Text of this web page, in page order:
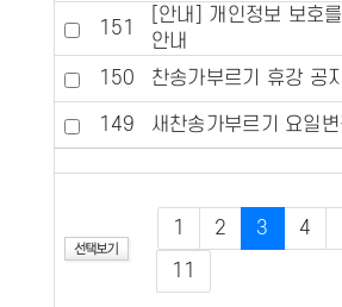
151
[안내] 개인정보 보호
안내
150
찬송가부르기 휴강 공지
149 새찬송가부르기 요일변
1 2 3 4
11